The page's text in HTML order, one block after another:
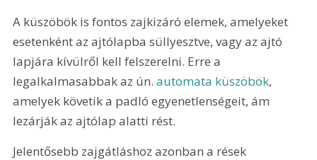
A küszöbök is fontos zajkizáró elemek, amelyeket
esetenként az ajtólapba süllyesztve, vagy az ajtó
lapjára kívülről kell felszerelni. Erre a
legalkalmasabbak az ún. automata küszöbök,
amelyek követik a padló egyenetlenségeit, ám
lezárják az ajtólap alatti rést.
Jelentősebb zajgátláshoz azonban a rések